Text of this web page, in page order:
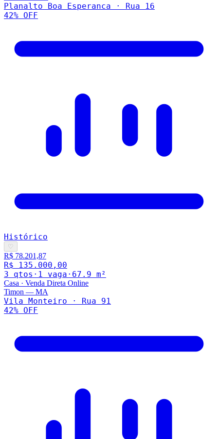
Planalto Boa Esperanca · Rua 16
42% OFF
Histórico
♡
R$ 78.201,87
R$ 135.000,00
3 qtos · 1 vaga · 67.9 m²
Casa · Venda Direta Online
Timon — MA
Vila Monteiro · Rua 91
42% OFF